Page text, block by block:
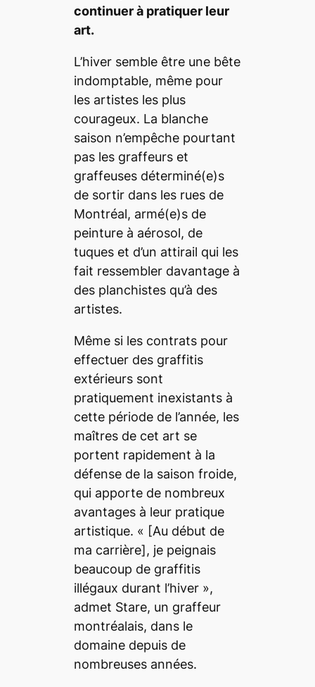
continuer à pratiquer leur
art.
L’hiver semble être une bête
indomptable, même pour
les artistes les plus
courageux. La blanche
saison n’empêche pourtant
pas les graffeurs et
graffeuses déterminé(e)s
de sortir dans les rues de
Montréal, armé(e)s de
peinture à aérosol, de
tuques et d’un attirail qui les
fait ressembler davantage à
des planchistes qu’à des
artistes.
Même si les contrats pour
effectuer des graffitis
extérieurs sont
pratiquement inexistants à
cette période de l’année, les
maîtres de cet art se
portent rapidement à la
défense de la saison froide,
qui apporte de nombreux
avantages à leur pratique
artistique. « [Au début de
ma carrière], je peignais
beaucoup de graffitis
illégaux durant l’hiver »,
admet Stare, un graffeur
montréalais, dans le
domaine depuis de
nombreuses années.